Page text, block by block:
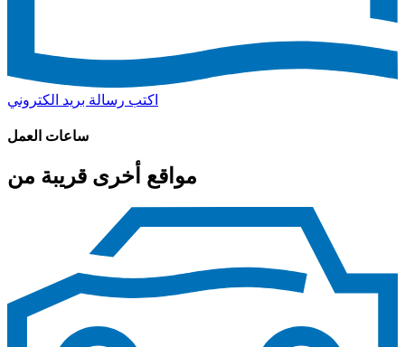
اكتب رسالة بريد الكتروني
ساعات العمل
مواقع أخرى قريبة من